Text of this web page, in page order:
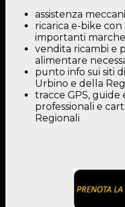
assistenza
ricarica e-bike
importanti
vendita ricambi e
alimentare
punto info sui siti
Urbino e della
tracce GPS,
professionali e
Regionali